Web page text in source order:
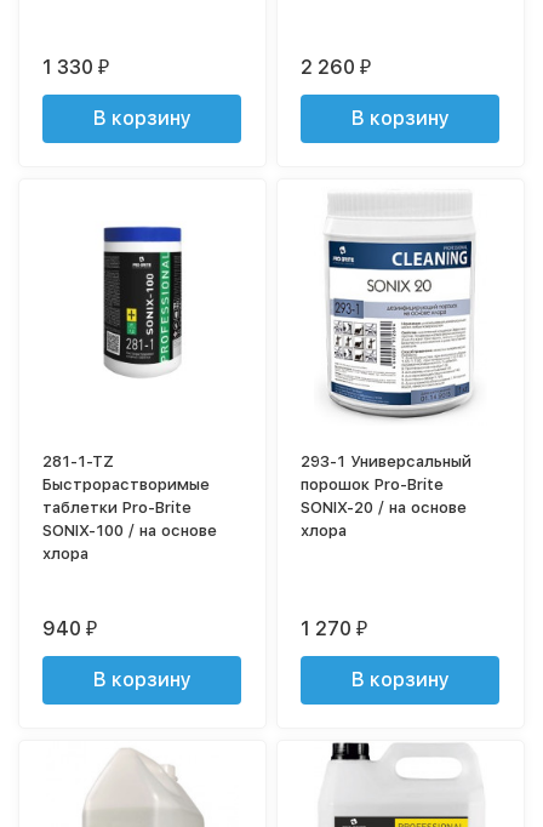
1 330₽
В корзину
2 260₽
В корзину
281-1-TZ
Быстрорастворимые
таблетки Pro-Brite
SONIX-100 / на основе
хлора
940₽
В корзину
293-1 Универсальный
порошок Pro-Brite
SONIX-20 / на основе
хлора
1 270₽
В корзину